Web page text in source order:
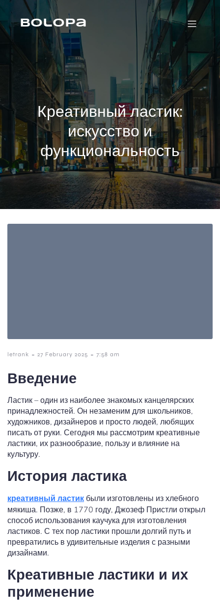
Skip
contentBolopa
Креативный ластик:
искусство и
функциональность
letrank - 27 February 2025 - 7:58 am
Введение
Ластик – один из наиболее знакомых канцелярских
принадлежностей. Он незаменим для школьников,
художников, дизайнеров и просто людей, любящих
писать от руки. Сегодня мы рассмотрим креативные
ластики, их разнообразие, пользу и влияние на
культуру.
История ластика
креативный ластик были изготовлены из хлебного
мякиша. Позже, в 1770 году, Джозеф Пристли открыл
способ использования каучука для изготовления
ластиков. С тех пор ластики прошли долгий путь и
превратились в удивительные изделия с разными
дизайнами.
Креативные ластики и их
применение